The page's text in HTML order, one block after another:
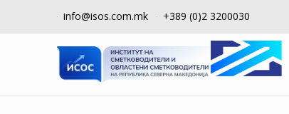
info@isos.com.mk +389 (0)2 3200030